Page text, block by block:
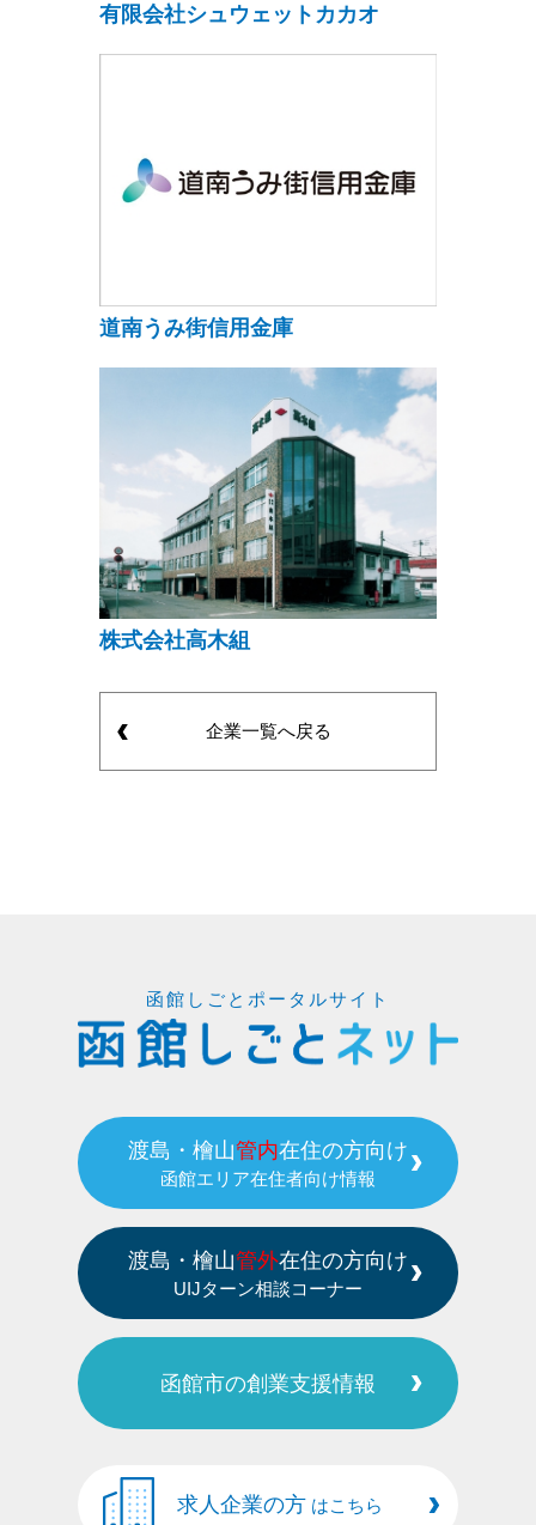
有限会社シュウェットカカオ
道南うみ街信用金庫
株式会社高木組
企業一覧へ戻る
函館しごとポータルサイト
渡島・檜山管内在住の方向け
函館エリア在住者向け情報
渡島・檜山管外在住の方向け
UIJターン相談コーナー
函館市の創業支援情報
求人企業の方 はこちら